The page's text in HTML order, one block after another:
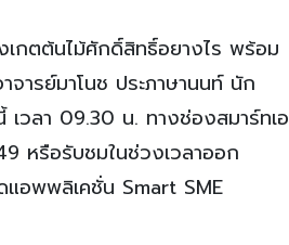
กตต้นไม้ศักดิ์สิทธิ์อยางไร พร้อม
ารย์มาโนช ประภาษานนท์ นัก
วลา 09.30 น. ทางช่องสมาร์ทเอ
หรือรับชมในช่วงเวลาออก
แอพพลิเคชั่น Smart SME